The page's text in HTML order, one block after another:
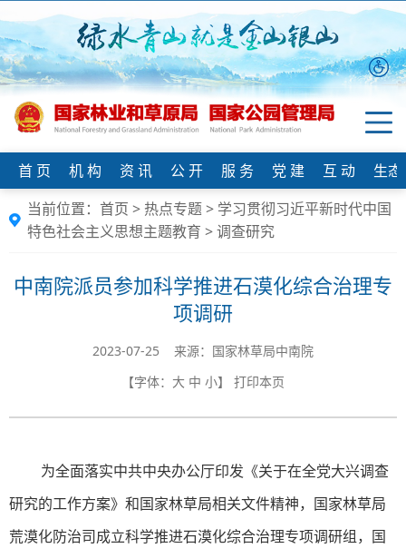
首 页 机 构 资 讯 公 开 服 务 党 建 互 动
生
当前位置： 首页 > 热点专题> 学习贯彻习近平新时代中国
特色社会主义思想主题教育 >调查研究
中南院派员参加科学推进石漠化综合治理专
项调研
2023-07-25 来源：国家林草局中南院
【字体： 大 中 小】 打印本页
为全面落实中共中央办公厅印发《关于在全党大兴调查
研究的工作方案》和国家林草局相关文件精神，国家林草局
荒漠化防治司成立科学推进石漠化综合治理专项调研组， 国